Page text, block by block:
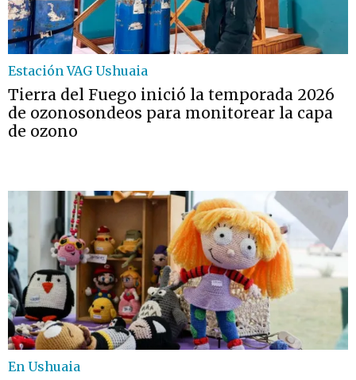
Estación VAG Ushuaia
Tierra del Fuego inició la temporada 2026
de ozonosondeos para monitorear la capa
de ozono
En Ushuaia